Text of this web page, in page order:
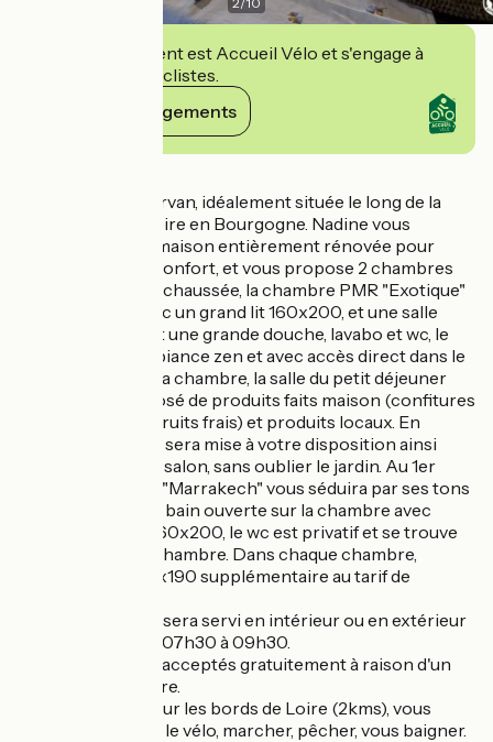
Cet établissement est Accueil Vélo et s'engage à
accueillir des cyclistes.
Voir ses engagements
Entre Loire et Morvan, idéalement située le long de la
vélo route de la Loire en Bourgogne. Nadine vous
accueille dans sa maison entièrement rénovée pour
votre plus grand confort, et vous propose 2 chambres
d'hôtes : au rez de chaussée, la chambre PMR "Exotique"
vous accueille avec un grand lit 160x200, et une salle
d'eau comprenant une grande douche, lavabo et wc, le
tout dans une ambiance zen et avec accès direct dans le
jardin. Attenant à la chambre, la salle du petit déjeuner
lequel sera composé de produits faits maison (confitures
et gâteaux, jus de fruits frais) et produits locaux. En
enfilade, la cuisine sera mise à votre disposition ainsi
qu'un confortable salon, sans oublier le jardin. Au 1er
étage, la chambre "Marrakech" vous séduira par ses tons
doux et sa salle de bain ouverte sur la chambre avec
également un lit 160x200, le wc est privatif et se trouve
juste à côté de la chambre. Dans chaque chambre,
possibilité 1 lit 90x190 supplémentaire au tarif de
Le petit-déjeuner sera servi en intérieur ou en extérieur
selon le temps de 07h30 à 09h30.
Les animaux sont acceptés gratuitement à raison d'un
animal par chambre.
Située à Charrin, sur les bords de Loire (2kms), vous
pourrez pratiquer le vélo, marcher, pêcher, vous baigner.